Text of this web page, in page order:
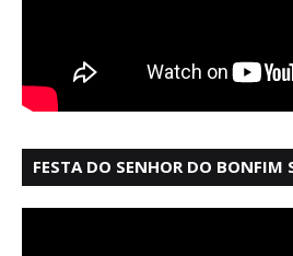
FESTA DO SENHOR DO BONFIM